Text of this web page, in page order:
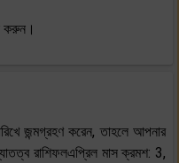
করুন।
জন্মগ্রহণ করেন, তাহলে আপনার
রাশিফলএপ্রিল মাস ক্রমশ: 3,